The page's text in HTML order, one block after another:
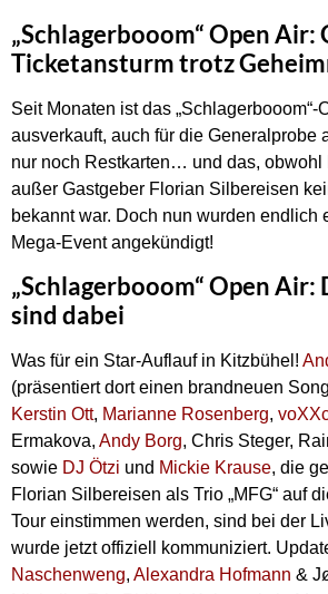
„Schlagerbooom“ Open Air:
Ticketansturm trotz
Seit Monaten ist das „Schlagerbooom“-
ausverkauft, auch für die Generalprobe
nur noch Restkarten… und das, obwohl
außer Gastgeber Florian Silbereisen
bekannt war. Doch nun wurden endlich
Mega-Event angekündigt!
„Schlagerbooom“ Open Air:
sind dabei
Was für ein Star-Auflauf in Kitzbühel!
(präsentiert dort einen brandneuen
Kerstin Ott, Marianne Rosenberg,
Ermakova, Andy Borg, Chris Steger,
sowie DJ Ötzi und Mickie Krause, die
Florian Silbereisen als Trio „MFG“ auf
Tour einstimmen werden, sind bei der
wurde jetzt offiziell kommuniziert.
Naschenweng, Alexandra Hofmann &